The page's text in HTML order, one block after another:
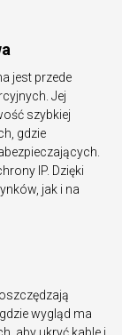
jest przede
Jej
szybkiej
gdzie
IP. Dzięki
jak i na
wygląd ma
aby ukryć kable i